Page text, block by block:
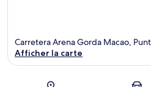
Carretera Arena Gorda Macao,
Afficher la carte